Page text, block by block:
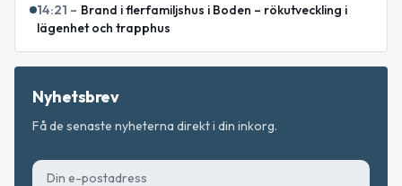
14:21 – Brand i flerfamiljshus i Boden – rökutveckling i
lägenhet och trapphus
Nyhetsbrev
Få de senaste nyheterna direkt i din inkorg.